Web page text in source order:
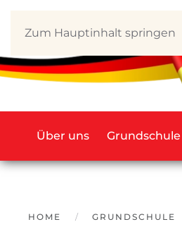
Zum Hauptinhalt springen
Über uns Grundschule
HOME GRUNDSCHULE